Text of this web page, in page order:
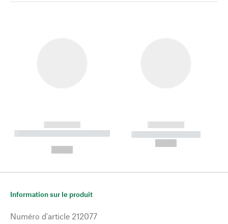
------------
----------- ----------- --------
------------
----------- -----------
Information sur le produit
Numéro d'article 212077